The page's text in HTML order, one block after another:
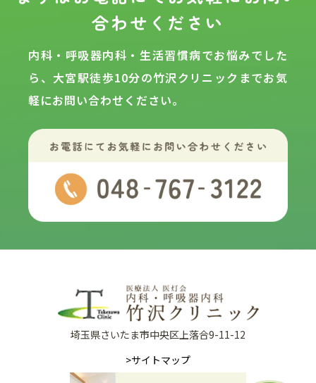
合わせください
内科・呼吸器内科・生活習慣病でお悩みでした
ら、大宮駅徒歩10分の竹沢クリニックまでお気
軽にお問い合わせください。
埼玉県さいたま市中央区上落合9-11-12
>サイトマップ